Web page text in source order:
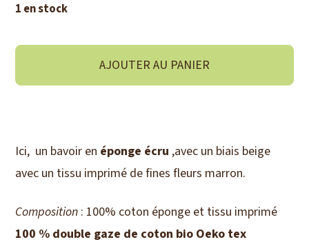
1 en stock
quantité
de
Bavoir
marron
AJOUTER AU PANIER
Ici, un bavoir en éponge écru ,avec un biais beige
avec un tissu imprimé de fines fleurs marron.
Composition : 100% coton éponge et tissu imprimé
100 % double gaze de coton bio Oeko tex